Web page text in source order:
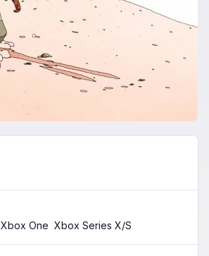
Xbox One Xbox Series X/S